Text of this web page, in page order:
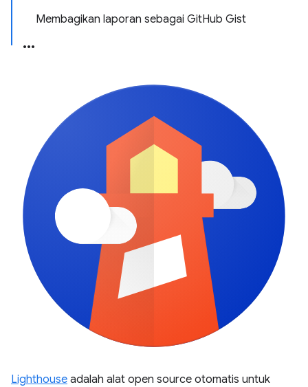
Membagikan laporan sebagai GitHub Gist
Lighthouse adalah alat open source otomatis untuk